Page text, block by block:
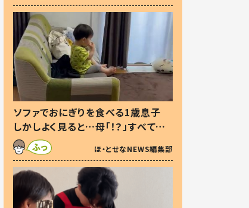
ソファでおにぎりを食べる1歳息子
しかしよく見ると…母「！？」すべてを
察した母の投稿に「可愛いから許
す！」「現行犯〜」
ほ・とせなNEWS編集部